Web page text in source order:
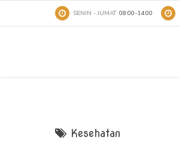
SENIN - JUMAT 08:00-14:00
Kesehatan